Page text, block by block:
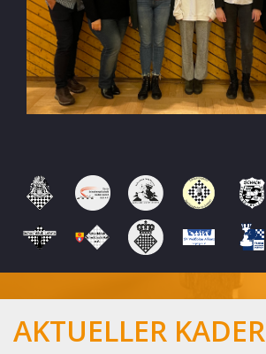
AKTUELLER KADER